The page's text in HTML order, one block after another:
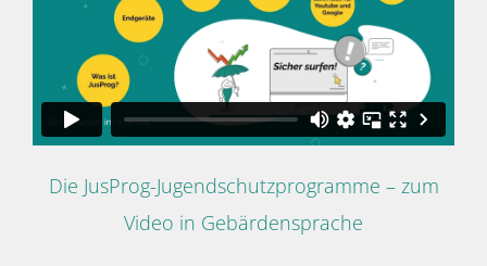
Die JusProg-Jugendschutzprogramme – zum
Video in Gebärdensprache